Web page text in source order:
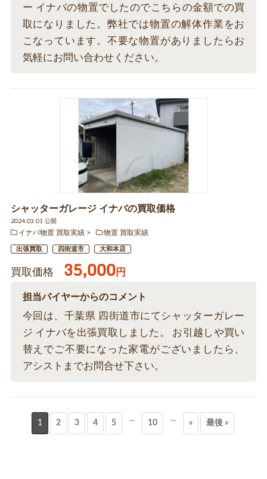
ー イナバの物置でしたのでこちらの金額での買
取になりました。弊社では物置の解体作業をお
こなっています。不要な物置がありましたらお
気軽にお問い合わせください。
シャッターガレージ イナバの買取価格
2024.03.01 公開
イナバ物置 買取実績
物置 買取実績
出張買取 四街道市 大和本店
買取価格 35,000円
担当バイヤーからのコメント
今回は、千葉県 四街道市にてシャッターガレー
ジ イナバを出張買取しました。 お引越しや買い
替えでご不要になった家電がございましたら、
アシストまでお問合せ下さい。
1 2 3 4 5 ... 10 ... » 最後 »